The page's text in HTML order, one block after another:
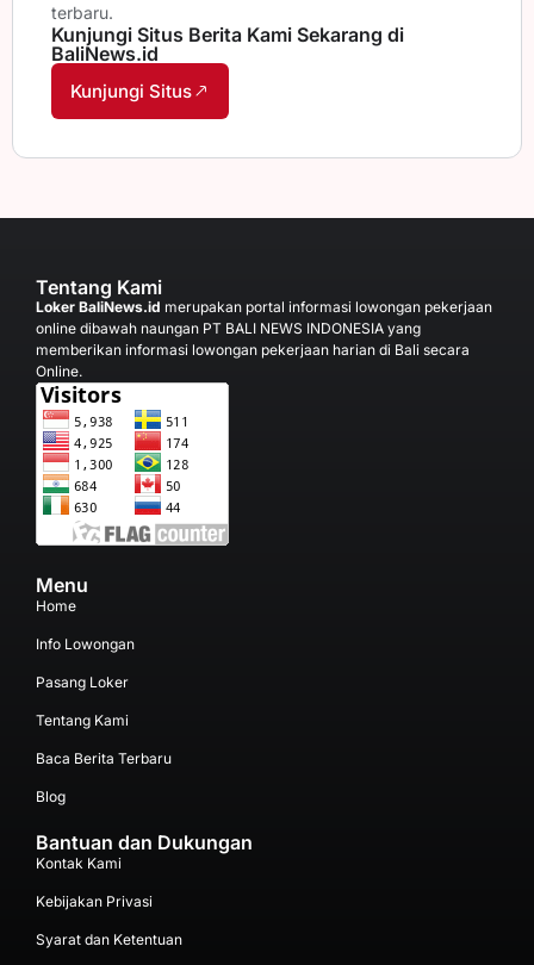
terbaru.
Kunjungi Situs Berita Kami Sekarang di
BaliNews.id
Kunjungi Situs
Tentang Kami
Loker BaliNews.id merupakan portal informasi lowongan pekerjaan
online dibawah naungan PT BALI NEWS INDONESIA yang
memberikan informasi lowongan pekerjaan harian di Bali secara
Online.
Menu
Home
Info Lowongan
Pasang Loker
Tentang Kami
Baca Berita Terbaru
Blog
Bantuan dan Dukungan
Kontak Kami
Kebijakan Privasi
Syarat dan Ketentuan